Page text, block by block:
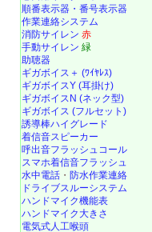
順番表示器・番号表示器
作業連絡システム
消防サイレン 赤
手動サイレン 緑
助聴器
ギガボイス＋ (ﾜｲﾔﾚｽ)
ギガボイスY (耳掛け)
ギガボイスN (ネック型)
ギガボイス (フルセット)
誘導棒ハイグレード
着信音スピーカー
呼出音フラッシュコール
スマホ着信音フラッシュ
水中電話 ・ 防水作業連絡
ドライブスルーシステム
ハンドマイク機能表
ハンドマイク大きさ
電気式人工喉頭